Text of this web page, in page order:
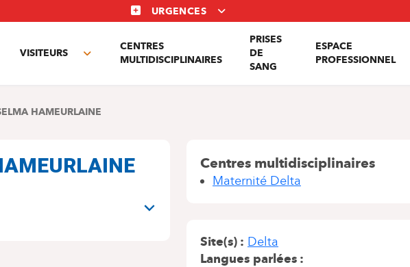
URGENCES
VISITEURS
Toggle
CENTRES
MULTIDISCIPLINAIRES
PRISES
DE
SANG
ESPACE
PROFESSIONNEL
HAMEURLAINE
Centres multidisciplinaires
Maternité Delta
Site(s)
Delta
Langues parlées